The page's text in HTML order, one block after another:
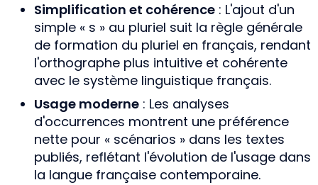
Simplification et cohérence : L'ajout d'un
simple « s » au pluriel suit la règle générale
de formation du pluriel en français, rendant
l'orthographe plus intuitive et cohérente
avec le système linguistique français.
Usage moderne : Les analyses
d'occurrences montrent une préférence
nette pour « scénarios » dans les textes
publiés, reflétant l'évolution de l'usage dans
la langue française contemporaine.